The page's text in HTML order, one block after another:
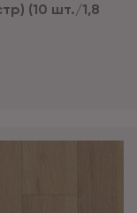
(10 шт./1,8